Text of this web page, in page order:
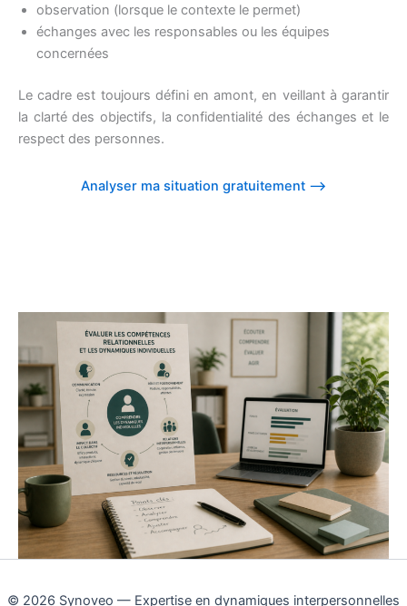
observation (lorsque le contexte le permet)
échanges avec les responsables ou les équipes
concernées
Le cadre est toujours défini en amont, en veillant à garantir
la clarté des objectifs, la confidentialité des échanges et le
respect des personnes.
Analyser ma situation gratuitement –>
© 2026 Synoveo — Expertise en dynamiques interpersonnelles